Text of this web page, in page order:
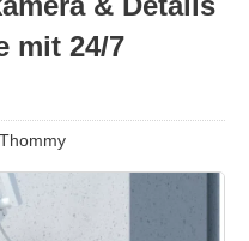
mit 24/7